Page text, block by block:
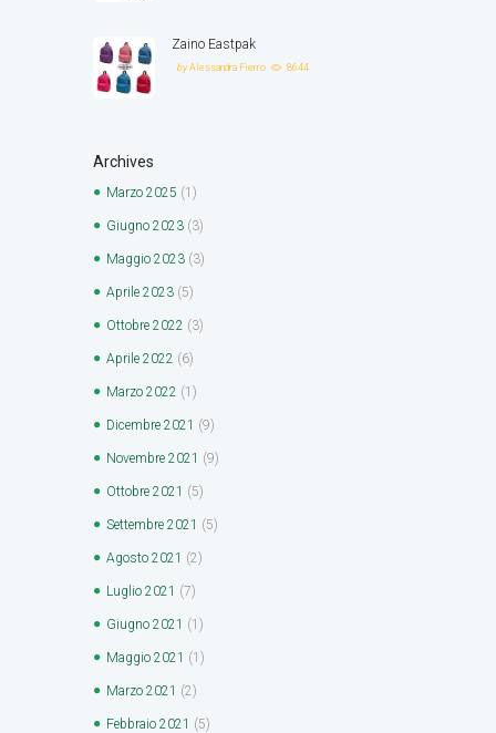
Zaino Eastpak
byAlessandra Fierro 8644
Archives
Marzo 2025 (1)
Giugno 2023 (3)
Maggio 2023 (3)
Aprile 2023 (5)
Ottobre 2022 (3)
Aprile 2022 (6)
Marzo 2022 (1)
Dicembre 2021 (9)
Novembre 2021 (9)
Ottobre 2021 (5)
Settembre 2021 (5)
Agosto 2021 (2)
Luglio 2021 (7)
Giugno 2021 (1)
Maggio 2021 (1)
Marzo 2021 (2)
Febbraio 2021 (5)